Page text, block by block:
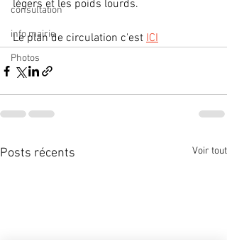
consultation
info mairie
Photos
légers et les poids lourds.
Le plan de circulation c'est ICI
Posts récents Voir tout